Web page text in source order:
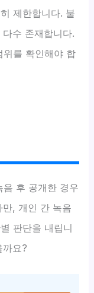
제한합니다. 불
수 존재합니다.
를 확인해야 합
후 공개한 경우
, 개인 간 녹음
판단을 내립니
까요?